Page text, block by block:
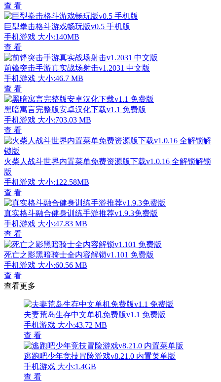
查 看
巨型拳击格斗游戏畅玩版v0.5 手机版
手机游戏 大小:140MB
查 看
前锋突击手游真实战场射击v1.2031 中文版
手机游戏 大小:46.7 MB
查 看
黑暗寓言完整版安卓汉化下载v1.1 免费版
手机游戏 大小:703.03 MB
查 看
火柴人战斗世界内置菜单免费资源版下载v1.0.16 全解锁解锁
版
手机游戏 大小:122.58MB
查 看
真实格斗融合健身训练手游推荐v1.9.3免费版
手机游戏 大小:47.83 MB
查 看
死亡之影黑暗骑士全内容解锁v1.101 免费版
手机游戏 大小:60.56 MB
查 看
查看更多
夫妻荒岛生存中文单机免费版v1.1 免费版
手机游戏 大小:43.72 MB
查 看
逃跑吧少年竞技冒险游戏v8.21.0 内置菜单版
手机游戏 大小:1.4GB
查 看